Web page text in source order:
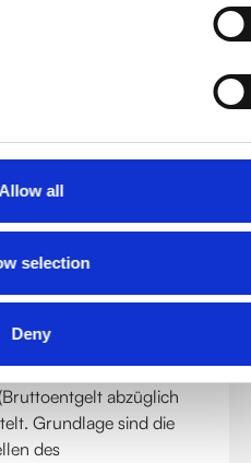
Allow all
selection
Deny
angewendet.
9,3%
1,3%
der Steuerklasse und
abzüglich
Grundlage sind die
des